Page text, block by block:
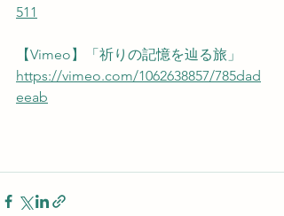
511
【Vimeo】「祈りの記憶を辿る旅」
https://vimeo.com/1062638857/785dad
eeab